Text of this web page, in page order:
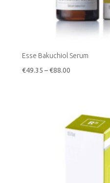
Esse Bakuchiol Serum
€49.35 – €88.00Hinnavahemik: